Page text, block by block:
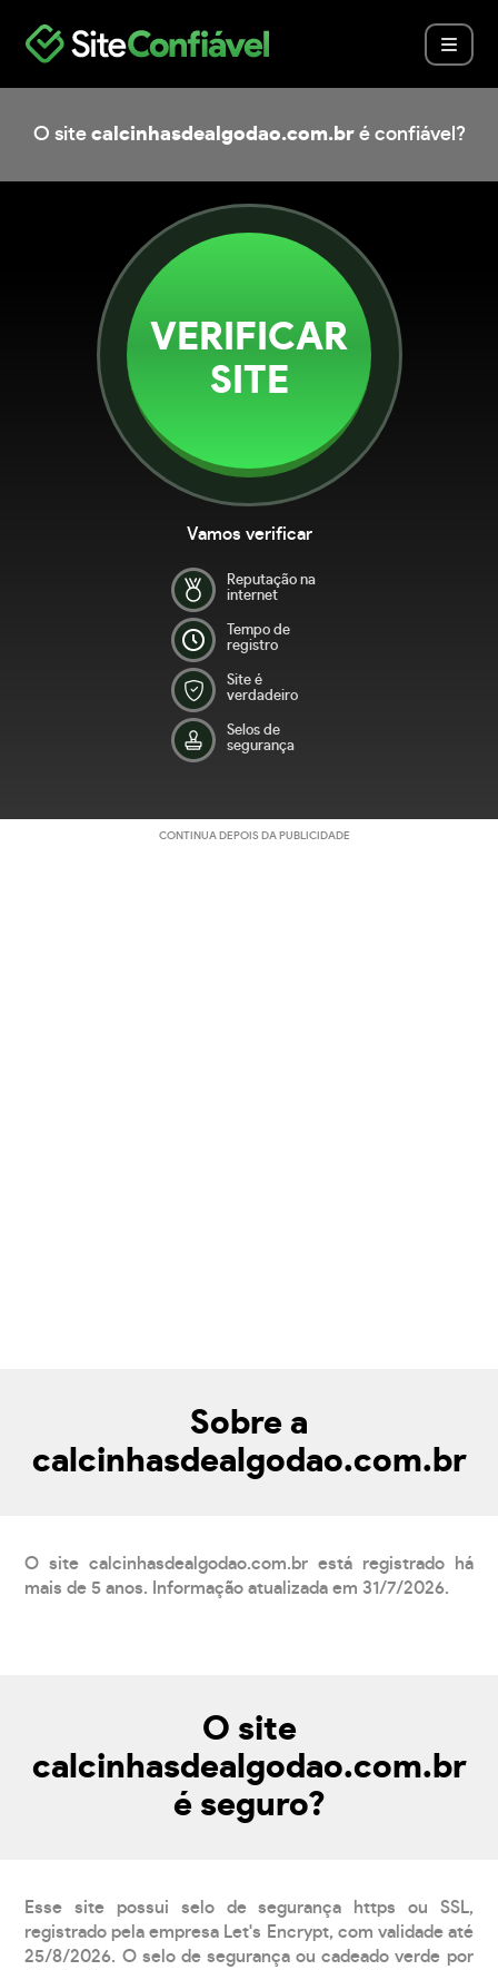
O site calcinhasdealgodao.com.bré confiável?
VERIFICAR
SITE
Vamos verificar
Reputação na
internet
Tempo de
registro
Site é
verdadeiro
Selos de
segurança
CONTINUA DEPOIS DA PUBLICIDADE
Sobre a
calcinhasdealgodao.com.br
O site calcinhasdealgodao.com.br está registrado há
mais de 5 anos. Informação atualizada em 31/7/2026.
O site
calcinhasdealgodao.com.br
é seguro?
Esse site possui selo de segurança https ou SSL,
registrado pela empresa Let's Encrypt, com validade até
25/8/2026. O selo de segurança ou cadeado verde por